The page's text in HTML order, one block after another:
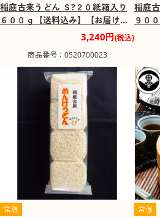
稲庭古来うどん Ｓ?２０紙箱入り
６００ｇ【送料込み】【お届け不
可地域：沖縄・離島】3,240円(税込)
商品番号：0520700023
稲庭
９０
可地
常温 常温